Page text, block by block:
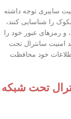
سایبری توجه داشته
را شناسایی کنند،
و رمزهای عبور خود را
امنیت سانترال تحت
خود محافظت
تحت شبکه